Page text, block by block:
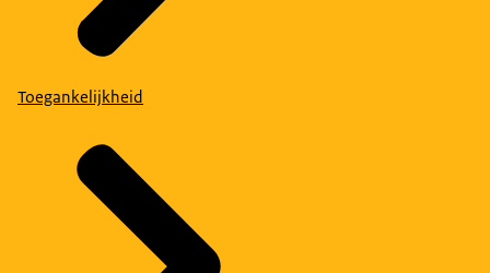
Toegankelijkheid